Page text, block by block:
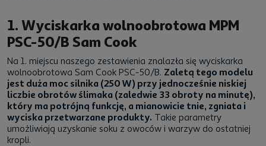
1. Wyciskarka wolnoobrotowa MPM
PSC-50/B Sam Cook
Na 1. miejscu naszego zestawienia znalazła się wyciskarka
wolnoobrotowa Sam Cook PSC-50/B. Zaletą tego modelu
jest duża moc silnika (250 W) przy jednocześnie niskiej
liczbie obrotów ślimaka (zaledwie 33 obroty na minutę),
który ma potrójną funkcję, a mianowicie tnie, zgniata i
wyciska przetwarzane produkty. Takie parametry
umożliwiają uzyskanie soku z owoców i warzyw do ostatniej
kropli.